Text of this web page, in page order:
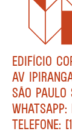
EDIFÍCIO
AV
SÃO PAULO
TELEFONE: